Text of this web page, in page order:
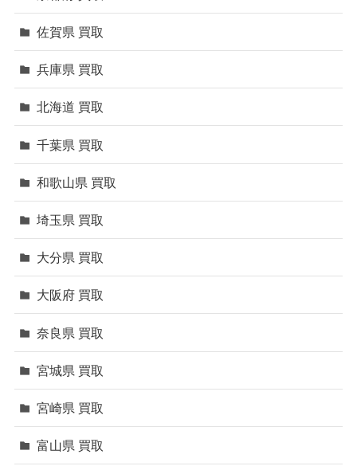
佐賀県 買取
兵庫県 買取
北海道 買取
千葉県 買取
和歌山県 買取
埼玉県 買取
大分県 買取
大阪府 買取
奈良県 買取
宮城県 買取
宮崎県 買取
富山県 買取